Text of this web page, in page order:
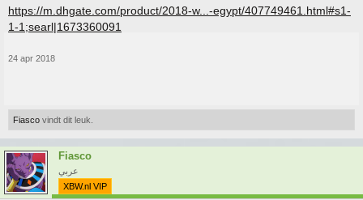
https://m.dhgate.com/product/2018-w...-egypt/407749461.html#s1-
1-1;searl|1673360091
24 apr 2018
Fiasco vindt dit leuk.
Fiasco
عربي
XBW.nl VIP